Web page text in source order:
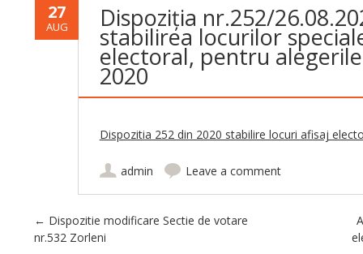
27
AUG Dispoziția nr.252/
stabilirea locurilor
electoral, pentru
2020
Dispozitia 252 din 2020 stabilire locuri afisaj
admin Leave a comment
Post navigation
← Dispozitie modificare Sectie de votare
nr.532 Zorleni